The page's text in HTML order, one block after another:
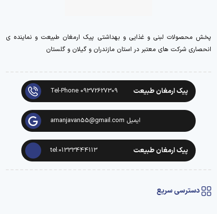
پخش محصولات لبنی و غذایی و بهداشتی پیک ارمغان طبیعت و نماینده ی
انحصاری شرکت های معتبر در استان مازندران و گیلان و گلستان
پیک ارمغان طبیعت Tel-Phone 09372627309
ایمیل arnanjavan55@gmail.com
پیک ارمغان طبیعت tel:01333444113
دسترسی سریع